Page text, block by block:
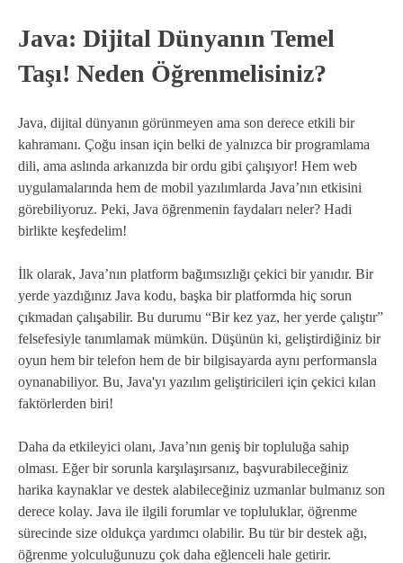
Java: Dijital Dünyanın Temel
Taşı! Neden Öğrenmelisiniz?
Java, dijital dünyanın görünmeyen ama son derece etkili bir
kahramanı. Çoğu insan için belki de yalnızca bir programlama
dili, ama aslında arkanızda bir ordu gibi çalışıyor! Hem web
uygulamalarında hem de mobil yazılımlarda Java’nın etkisini
görebiliyoruz. Peki, Java öğrenmenin faydaları neler? Hadi
birlikte keşfedelim!
İlk olarak, Java’nın platform bağımsızlığı çekici bir yanıdır. Bir
yerde yazdığınız Java kodu, başka bir platformda hiç sorun
çıkmadan çalışabilir. Bu durumu “Bir kez yaz, her yerde çalıştır”
felsefesiyle tanımlamak mümkün. Düşünün ki, geliştirdiğiniz bir
oyun hem bir telefon hem de bir bilgisayarda aynı performansla
oynanabiliyor. Bu, Java'yı yazılım geliştiricileri için çekici kılan
faktörlerden biri!
Daha da etkileyici olanı, Java’nın geniş bir topluluğa sahip
olması. Eğer bir sorunla karşılaşırsanız, başvurabileceğiniz
harika kaynaklar ve destek alabileceğiniz uzmanlar bulmanız son
derece kolay. Java ile ilgili forumlar ve topluluklar, öğrenme
sürecinde size oldukça yardımcı olabilir. Bu tür bir destek ağı,
öğrenme yolculuğunuzu çok daha eğlenceli hale getirir.